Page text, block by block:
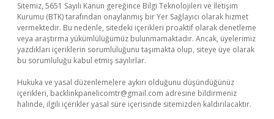
Sitemiz, 5651 Sayılı Kanun gereğince Bilgi Teknolojileri ve İletişim
Kurumu (BTK) tarafından onaylanmış bir Yer Sağlayıcı olarak hizmet
vermektedir. Bu nedenle, sitedeki içerikleri proaktif olarak denetleme
veya araştırma yükümlülüğümüz bulunmamaktadır. Ancak, üyelerimiz
yazdıkları içeriklerin sorumluluğunu taşımakta olup, siteye üye olarak
bu sorumluluğu kabul etmiş sayılırlar.
Hukuka ve yasal düzenlemelere aykırı olduğunu düşündüğünüz
içerikleri, backlinkpanelicomtr@gmail.com adresine bildirmeniz
halinde, ilgili içerikler yasal süre içerisinde sitemizden kaldırılacaktır.